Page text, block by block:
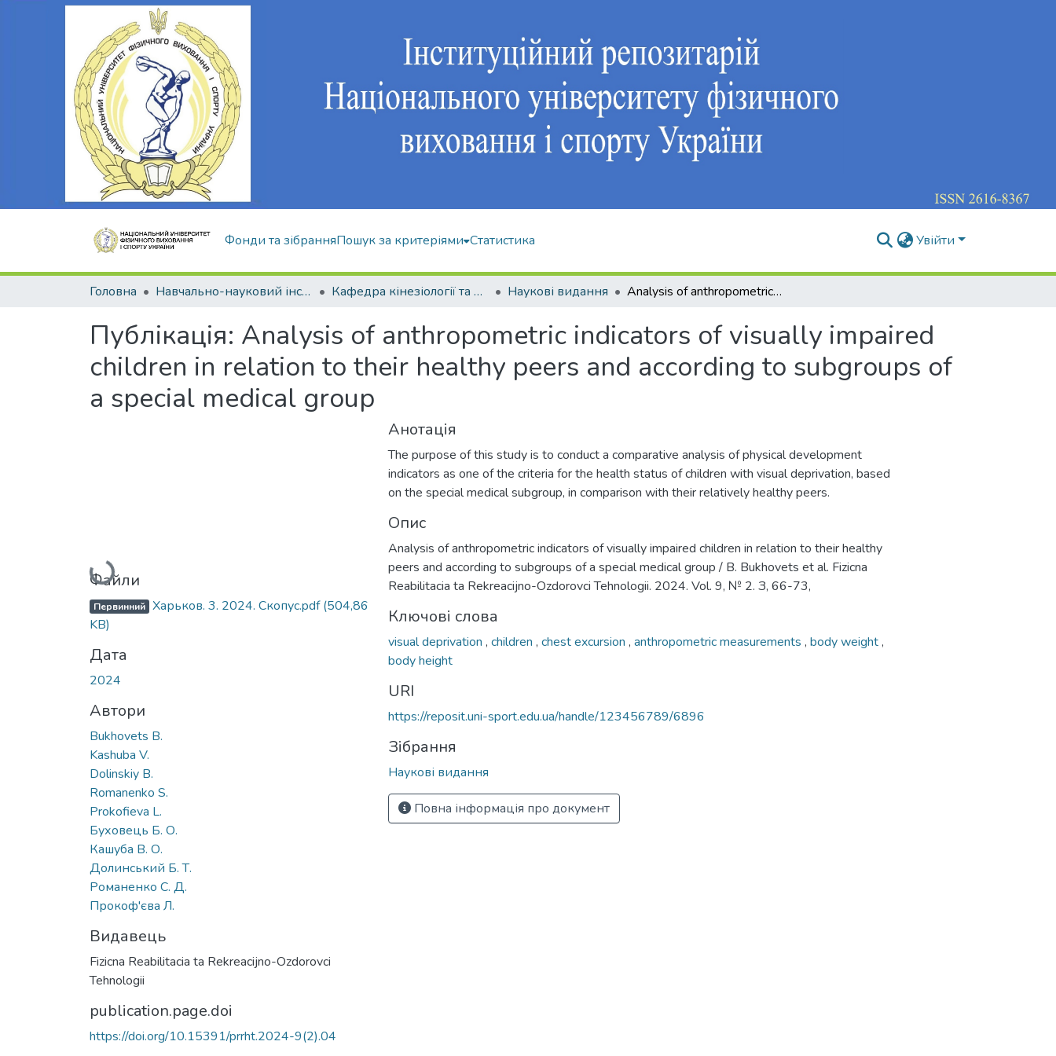
Фонди та зібранняПошук за критеріями Статистика Увійти
Головна Навчально-науковий інститут здоров'я, реабілітації та фізичного виховання Кафедра кінезіології та фізкультурно-спортивної реабілітації Наукові видання Analysis of anthropometric indicators of visually impaired children in relation to their healthy peers and according to subgroups of a special medical group
Публікація: Analysis of anthropometric indicators of visually impaired
children in relation to their healthy peers and according to subgroups of
a special medical group
Вантажиться...
Файли
Первинний Харьков. 3. 2024. Скопус.pdf(504,86
KB)
Дата
2024
Автори
Bukhovets B.
Kashuba V.
Dolinskiy B.
Romanenko S.
Prokofieva L.
Буховець Б. О.
Кашуба В. О.
Долинський Б. Т.
Романенко С. Д.
Прокоф'єва Л.
Видавець
Fizicna Reabilitacia ta Rekreacijno-Ozdorovci
Tehnologii
publication.page.doi
https://doi.org/10.15391/prrht.2024-9(2).04
Анотація
The purpose of this study is to conduct a comparative analysis of physical development
indicators as one of the criteria for the health status of children with visual deprivation, based
on the special medical subgroup, in comparison with their relatively healthy peers.
Опис
Analysis of anthropometric indicators of visually impaired children in relation to their healthy
peers and according to subgroups of a special medical group / B. Bukhovets et al. Fizicna
Reabilitacia ta Rekreacijno-Ozdorovci Tehnologii. 2024. Vol. 9, № 2. З, 66-73,
Ключові слова
visual deprivation , children , chest excursion , anthropometric measurements , body weight,
body height
URI
https://reposit.uni-sport.edu.ua/handle/123456789/6896
Зібрання
Наукові видання
Повна інформація про документ